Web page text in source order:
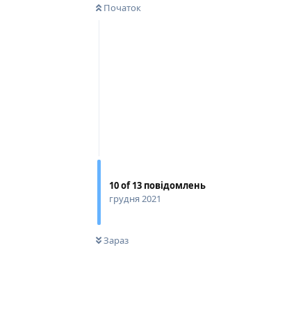
Початок
10of13 повідомлень
грудня 2021
Зараз